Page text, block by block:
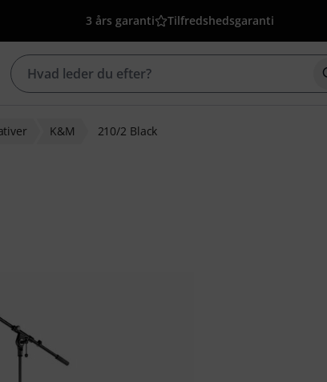
3 års garanti Tilfredshedsgaranti
K&M 210/2 Black